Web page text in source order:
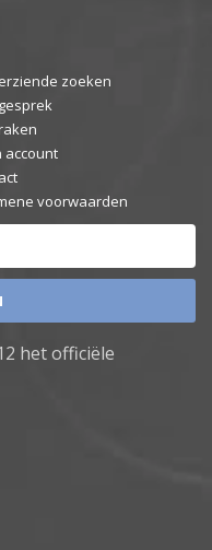
zoeken
account
voorwaarden
het officiële